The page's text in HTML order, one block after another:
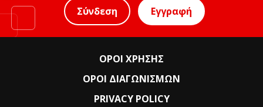
Σύνδεση Εγγραφή
ΟΡΟΙ ΧΡΗΣΗΣ
ΟΡΟΙ ΔΙΑΓΩΝΙΣΜΩΝ
PRIVACY POLICY